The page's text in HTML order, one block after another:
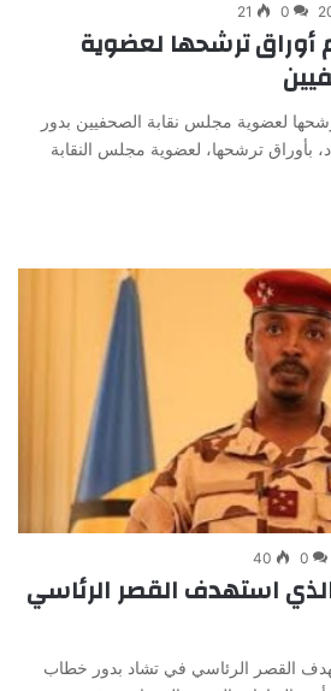
0
21
أوراق ترشحها لعضوية
لعضوية مجلس نقابة الصحفيين بدور
ترشحها، لعضوية مجلس النقابة
0
40
استهدف القصر الرئاسي
القصر الرئاسي في تشاد بدور خطاب